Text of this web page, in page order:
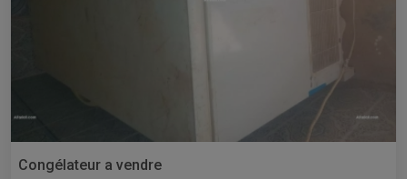
Congélateur a vendre